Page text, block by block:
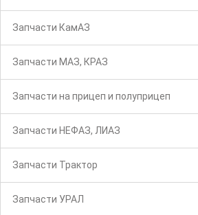
Запчасти КамАЗ
Запчасти МАЗ, КРАЗ
Запчасти на прицеп и полуприцеп
Запчасти НЕФАЗ, ЛИАЗ
Запчасти Трактор
Запчасти УРАЛ